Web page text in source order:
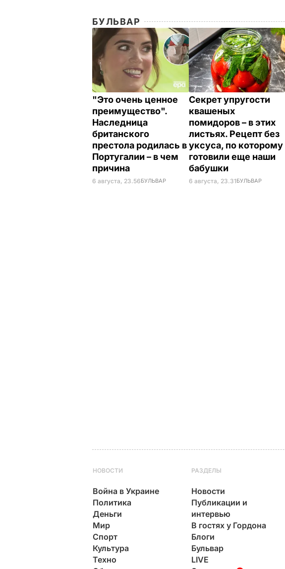
БУЛЬВАР
"Это очень ценное
преимущество".
Наследница
британского
престола родилась в
Португалии – в чем
причина
6 августа, 23.56БУЛЬВАР
Секрет упругости
квашеных
помидоров – в этих
листьях. Рецепт без
уксуса, по которому
готовили еще наши
бабушки
6 августа, 23.31БУЛЬВАР
НОВОСТИ
Война в Украине
Политика
Деньги
Мир
Спорт
Культура
Техно
РАЗДЕЛЫ
Новости
Публикации и
интервью
В гостях у Гордона
Блоги
Бульвар
LIVE